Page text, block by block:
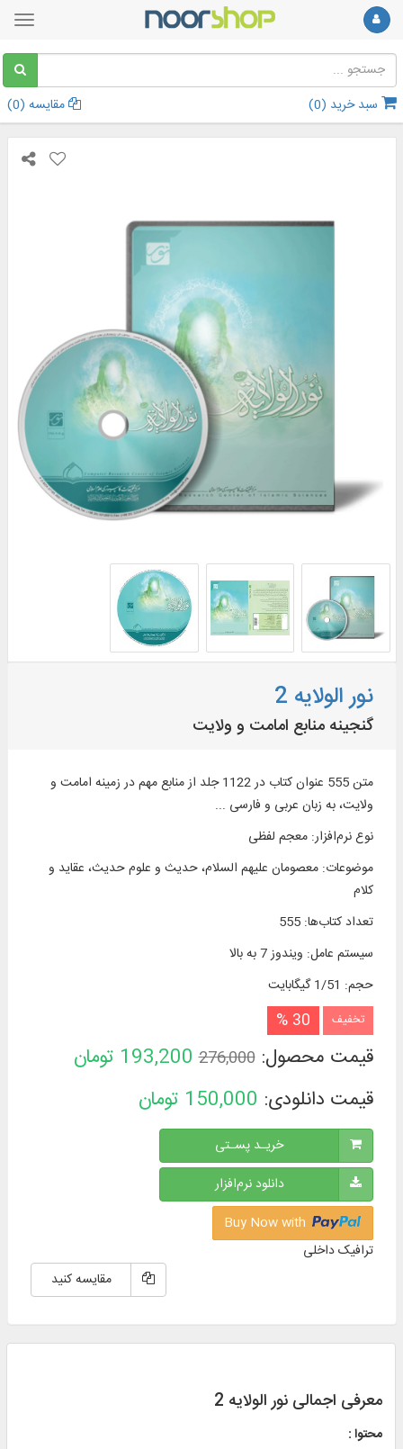
سبد خرید (0
) مقایسه (0
)
نور الولایه 2
گنجینه منابع امامت و ولایت
متن 555 عنوان کتاب در 1122 جلد از منابع مهم در زمينه امامت و
ولايت، به زبان عربی و فارسی ...
نوع نرم‌افزار:معجم لفظی
موضوعات:معصومان علیهم السلام، حدیث و علوم حدیث، عقاید و
كلام
تعداد کتاب‌ها:
555
سیستم عامل: ویندوز 7 به بالا
حجم: 1/51 گیگابایت
تخفیف 30 %
قیمت محصول:276,000
193,200 تومان
قیمت دانلودی: 150,000 تومان
خریـد پسـتی
دانلود نرم‌افزار
ترافیک داخلی
مقایسه کنید
معرفی اجمالی نور الولایه 2
محتوا :